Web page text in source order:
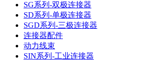
SG系列-双极连接器
SD系列-单极连接器
SGD系列-三极连接器
连接器配件
动力线束
SIN系列-工业连接器